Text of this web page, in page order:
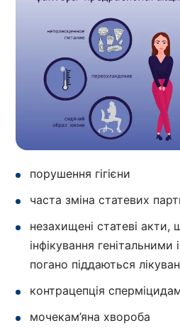
порушення гігієни
часта зміна статевих
незахищені статеві
інфікування
погано піддаються
контрацепція
мочекам’яна хвороба